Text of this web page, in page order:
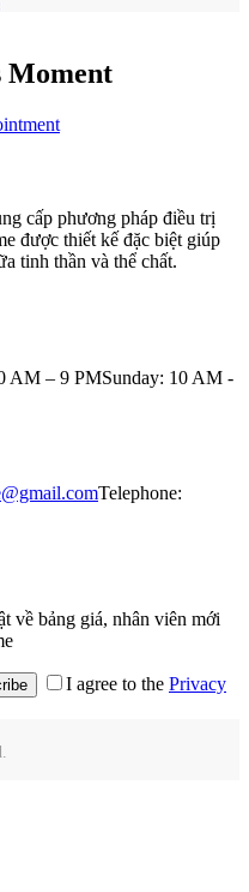
Moment
cấp phương pháp điều trị
được thiết kế đặc biệt giúp
tinh thần và thể chất.
AM – 9 PMSunday: 10 AM -
Telephone:
về bảng giá, nhân viên mới
I agree to the Privacy